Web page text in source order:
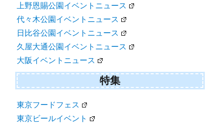
上野恩賜公園イベントニュース
代々木公園イベントニュース
日比谷公園イベントニュース
久屋大通公園イベントニュース
大阪イベントニュース
特集
東京フードフェス
東京ビールイベント